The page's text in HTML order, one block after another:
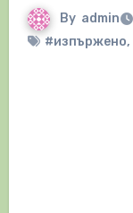
By admin
#изпържено,